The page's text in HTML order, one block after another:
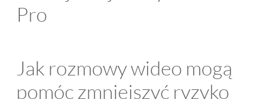
Pro
Jak rozmowy wideo mogą
pomóc zmniejszyć ryzyko